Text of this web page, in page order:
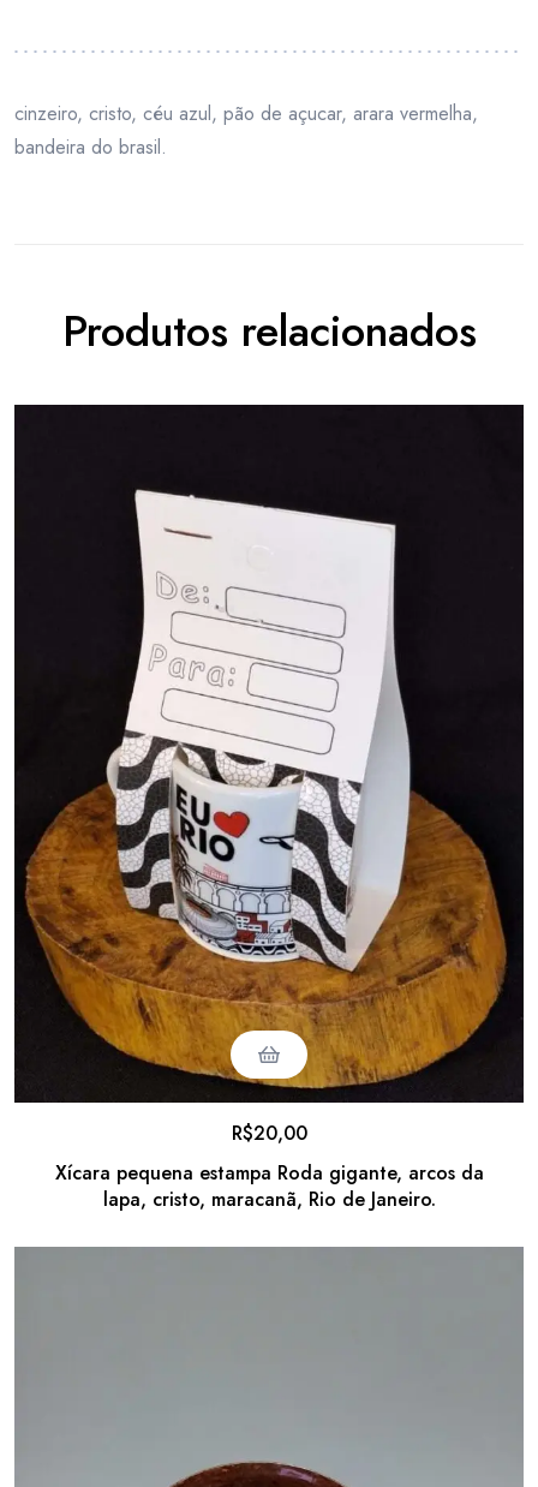
cinzeiro, cristo, céu azul, pão de açucar, arara vermelha,
bandeira do brasil.
Produtos relacionados
Xícara pequena estampa Roda gigante, arcos da
lapa, cristo, maracanã, Rio de Janeiro.
R$20,00